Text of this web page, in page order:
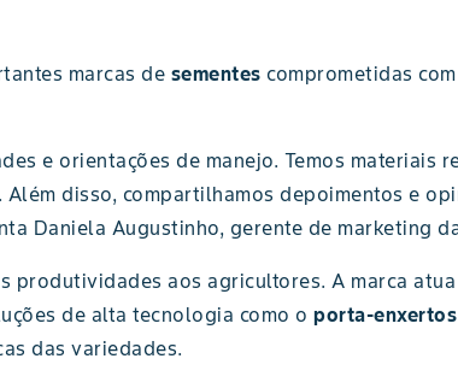
marcas de sementes comprometidas
e orientações de manejo. Temos materiais
disso, compartilhamos depoimentos e
Daniela Augustinho, gerente de marketing
produtividades aos agricultores. A marca
de alta tecnologia como o porta-
das variedades.